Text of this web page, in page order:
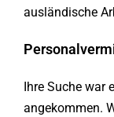
ausländische
Ihre Suche war
angekommen.